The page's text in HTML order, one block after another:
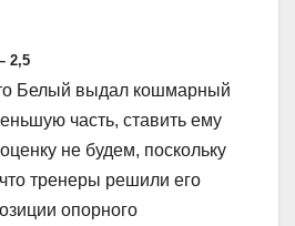
2,5
Белый выдал кошмарный
часть, ставить ему
не будем, поскольку
тренеры решили его
опорного